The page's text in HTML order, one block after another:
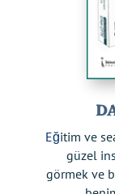
Eğitim ve
güzel
görmek ve